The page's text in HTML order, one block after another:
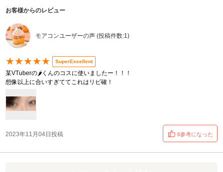
お客様からのレビュー
モアコンユーザーの声 (投稿件数:1)
★★★★★ SuperExcellent
某VTuberの🌶くんのコスに使いましたー！！！
想像以上に合いすぎててこれはリピ確！
2023年11月04日投稿 6参考になった